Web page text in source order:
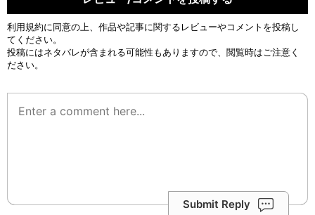
利用規約に同意の上、作品や記事に関するレビューやコメントを投稿し
てください。
投稿にはネタバレが含まれる可能性もありますので、閲覧時はご注意く
ださい。
Submit Reply